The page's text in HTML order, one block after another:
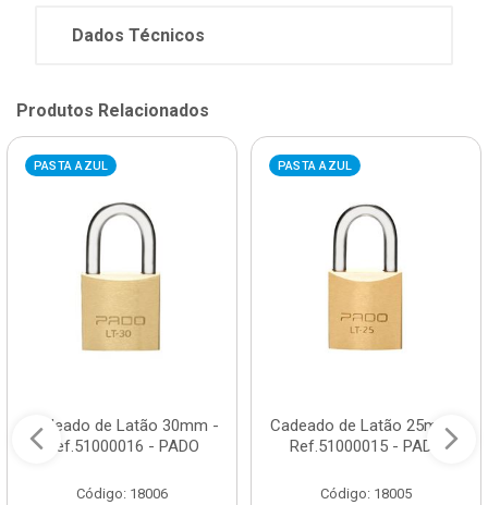
Dados Técnicos
Produtos Relacionados
PASTA AZUL
Cadeado de Latão 30mm -
Ref.51000016 - PADO
Código: 18006
PASTA AZUL
Cadeado de Latão 25mm -
Ref.51000015 - PADO
Código: 18005